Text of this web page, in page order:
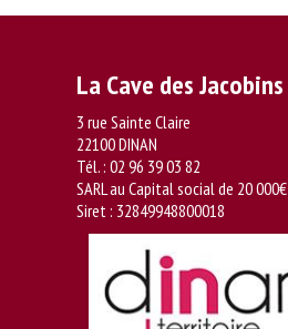
La Cave des Jacobins
3 rue Sainte Claire
22100 DINAN
Tél. : 02 96 39 03 82
SARL au Capital social de 20 000€
Siret : 32849948800018